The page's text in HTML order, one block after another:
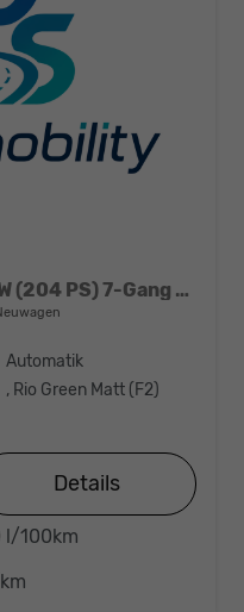
Basis (Basis) 2.0 TSI 150kW (204 PS) 7-Gang DSG 4Drive
Automatik
, Rio Green Matt (F2)
Details
l/100km